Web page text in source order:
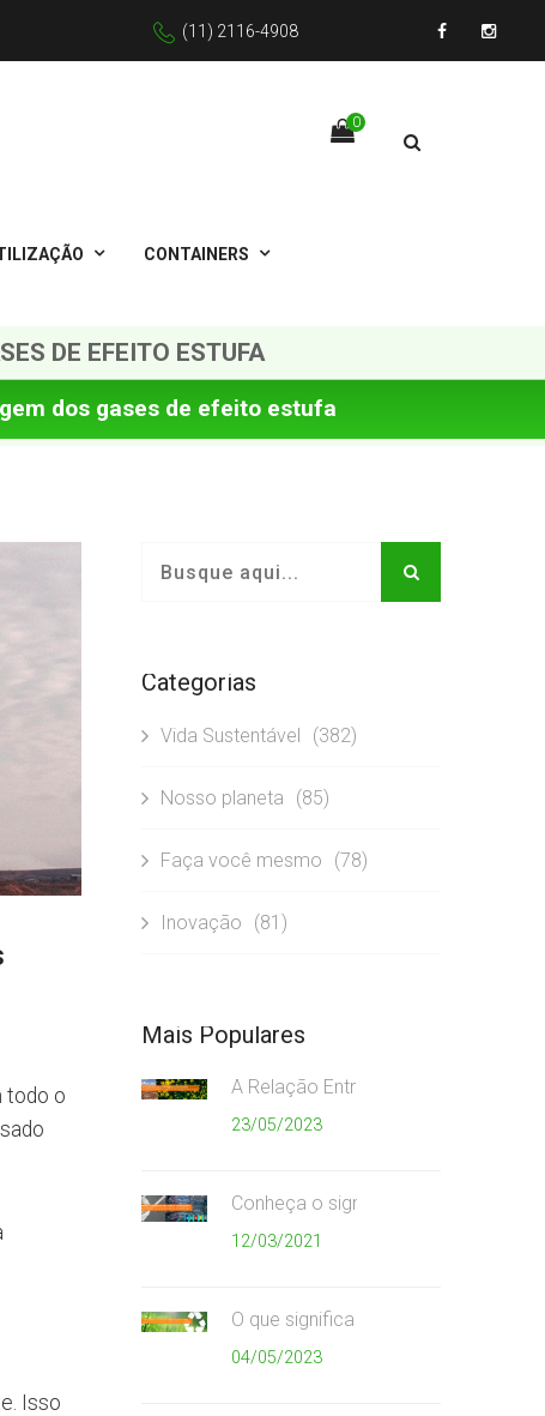
(11) 2116-4908
Facebook
0
CONTAINERS
DE EFEITO ESTUFA
dos gases de efeito estufa
todo o
Isso
Categorias
Vida Sustentável (382)
Nosso planeta (85)
Faça você mesmo (78)
Inovação (81)
Mais Populares
A Relação Entre Consumismo
23/05/2023
Conheça o significado das cores da
12/03/2021
O que significa as setas do símbolo
04/05/2023